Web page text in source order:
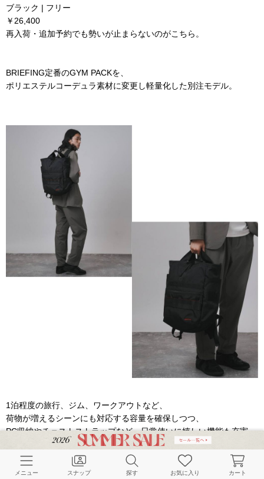
ブラック | フリー
￥26,400
再入荷・追加予約でも勢いが止まらないのがこちら。
BRIEFING定番のGYM PACKを、
ポリエステルコーデュラ素材に変更し軽量化した別注モデル。
1泊程度の旅行、ジム、ワークアウトなど、
荷物が増えるシーンにも対応する容量を確保しつつ、
PC収納やチェストストラップなど、日常使いに嬉しい機能も充実。
“使うシーンが明確に想像できる”ことが、
安定した人気につながっています。
メニュー スナップ 探す お気に入り カート